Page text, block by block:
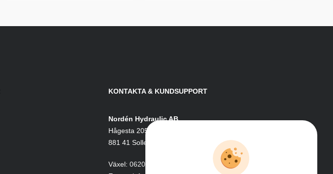
KONTAKTA & KUNDSUPPORT
Nordén Hydraulic AB
Hågesta 205
881 41 Sollefteå
Växel: 0620-161 41